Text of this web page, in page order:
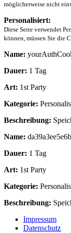
möglicherweise nicht
Personalisiert:
Diese Seite verwendet
können, müssen Sie die
Name:
Dauer: 1 Tag
Art: 1st Party
Kategorie:
Beschreibung:
Name:
Dauer: 1 Tag
Art: 1st Party
Kategorie:
Beschreibung:
Impressum
Datenschutz